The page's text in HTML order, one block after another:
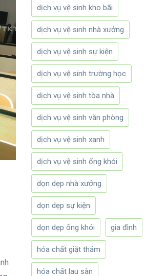
dịch vụ vệ sinh kho bãi
dịch vụ vệ sinh nhà xưởng
dịch vụ vệ sinh sự kiện
dịch vụ vệ sinh trường học
dịch vụ vệ sinh tòa nhà
dịch vụ vệ sinh văn phòng
dịch vụ vệ sinh xanh
dịch vụ vệ sinh ống khói
dọn dẹp nhà xưởng
dọn dẹp sự kiện
dọn dẹp ống khói gia đình
hóa chất giặt thảm
hóa chất lau sàn